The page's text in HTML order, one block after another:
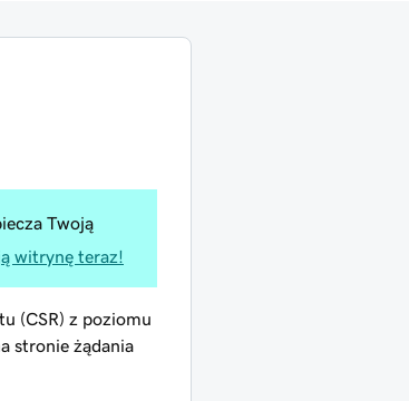
Twoją
witrynę teraz!
(CSR) z poziomu
stronie żądania